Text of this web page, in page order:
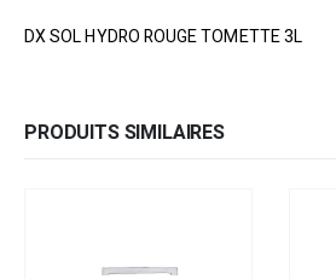
DX SOL HYDRO ROUGE TOMETTE 3L
PRODUITS SIMILAIRES